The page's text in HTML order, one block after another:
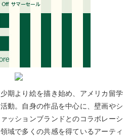
期より絵を描き始め、アメリカ留学
動。自身の作品を中心に、壁画やシ
ッションブランドとのコラボレーシ
域で多くの共感を得ているアーティ